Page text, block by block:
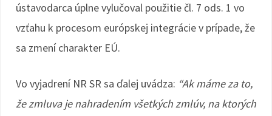
ústavodarca úplne vylučoval použitie čl. 7 ods. 1 vo
vzťahu k procesom európskej integrácie v prípade, že
sa zmení charakter EÚ.
Vo vyjadrení NR SR sa ďalej uvádza: “Ak máme za to,
že zmluva je nahradením všetkých zmlúv, na ktorých